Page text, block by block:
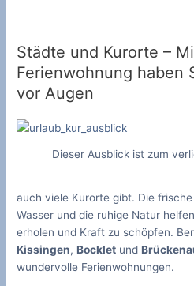
Städte und Kurorte –
Ferienwohnung haben
vor Augen
Dieser Ausblick ist zum
auch viele Kurorte gibt. Die
Wasser und die ruhige Natur
erholen und Kraft zu schöpfen.
Kissingen,Bocklet und
wundervolle Ferienwohnungen.